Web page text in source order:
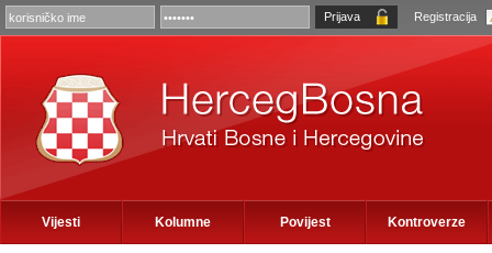
Registracija
Vijesti Kolumne Povijest Kontroverze